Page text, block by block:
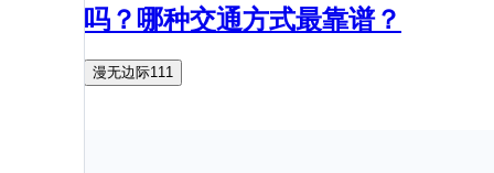
吗？哪种交通方式最靠谱？
漫无边际111